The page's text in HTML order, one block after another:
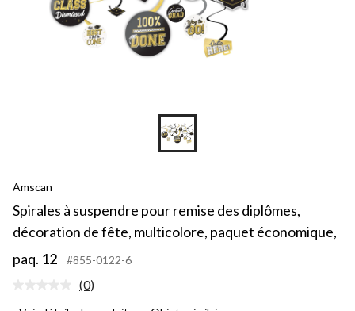
Amscan
Spirales à suspendre pour remise des diplômes,
décoration de fête, multicolore, paquet économique,
paq. 12
#855-0122-6
Aucune
(0)